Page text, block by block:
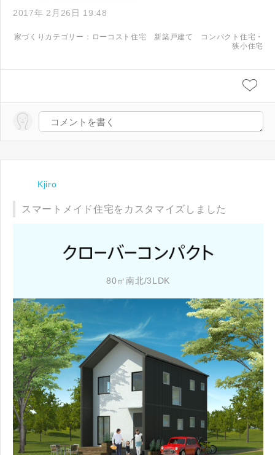
2017年 2月26日 19:48
家づくりカテゴリー： ローコスト住宅 新築戸建て
コンパクト住宅・
狭小住宅
Kjiro
スマートメイド住宅をカスタマイズしました
80㎡南北/3LDK